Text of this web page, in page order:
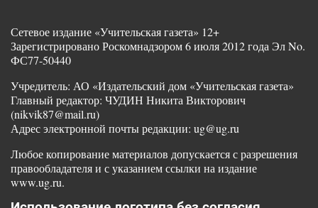
Сетевое издание «Учительская газета» 12+
Зарегистрировано Роскомнадзором 6 июля 2012 года Эл No.
ФС77-50440
Учредитель: АО «Издательский дом «Учительская газета»
Главный редактор: ЧУДИН Никита Викторович
(nikvik87@mail.ru)
Адрес электронной почты редакции: ug@ug.ru
Любое копирование материалов допускается с разрешения
правообладателя и с указанием ссылки на издание
www.ug.ru.